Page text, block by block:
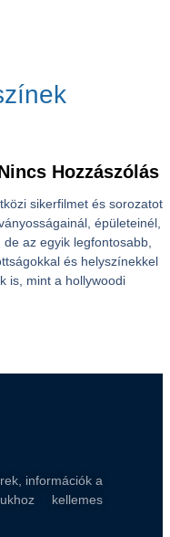
Hozzászólás
sikerfilmet és sorozatot
épületeinél,
az egyik legfontosabb,
és helyszínekkel
is, mint a hollywoodi
információk a
kellemes